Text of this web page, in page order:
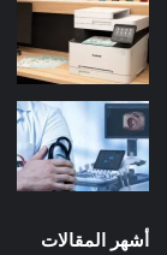
أشهر المقالات